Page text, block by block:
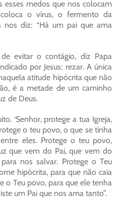
esses medos que nos colocam
o vírus, o fermento da
nos diz: “Há um pai que ama
evitar o contágio, diz Papa
por Jesus: rezar. A única
atitude hipócrita que não
é a metade de um caminho
de Deus.
‘Senhor, protege a tua Igreja,
o teu povo, o que se tinha
eles. Protege o teu povo,
que vem do Pai, que vem do
nos salvar. Protege o Teu
hipócrita, para que não caia
o Teu povo, para que ele tenha
um Pai que nos ama tanto”.